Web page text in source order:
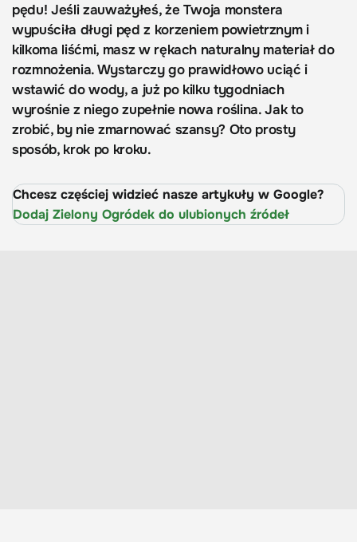
pędu! Jeśli zauważyłeś, że Twoja monstera
wypuściła długi pęd z korzeniem powietrznym i
kilkoma liśćmi, masz w rękach naturalny materiał do
rozmnożenia. Wystarczy go prawidłowo uciąć i
wstawić do wody, a już po kilku tygodniach
wyrośnie z niego zupełnie nowa roślina. Jak to
zrobić, by nie zmarnować szansy? Oto prosty
sposób, krok po kroku.
Chcesz częściej widzieć nasze artykuły w Google?
Dodaj Zielony Ogródek do ulubionych źródeł